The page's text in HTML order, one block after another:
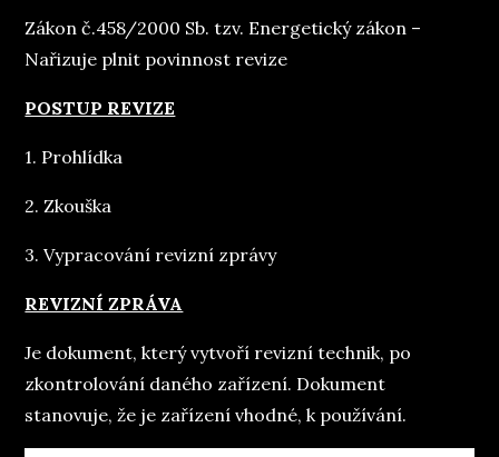
Zákon č.458/2000 Sb. tzv. Energetický zákon –
Nařizuje plnit povinnost revize
POSTUP REVIZE
1. Prohlídka
2. Zkouška
3. Vypracování revizní zprávy
REVIZNÍ ZPRÁVA
Je dokument, který vytvoří revizní technik, po
zkontrolování daného zařízení. Dokument
stanovuje, že je zařízení vhodné, k používání.